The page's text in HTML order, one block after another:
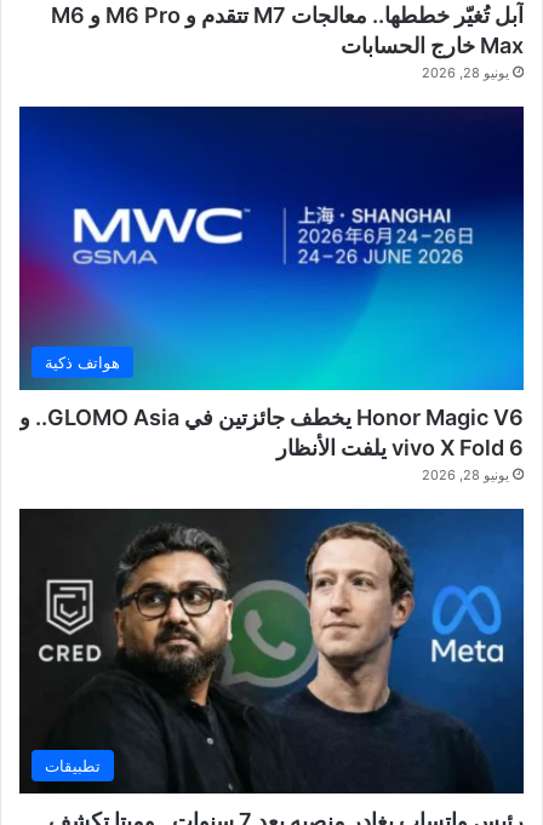
آبل تُغيّر خططها.. معالجات M7 تتقدم و M6 Pro و M6
Max خارج الحسابات
يونيو 28, 2026
هواتف ذكية
Honor Magic V6 يخطف جائزتين في GLOMO Asia.. و
vivo X Fold 6 يلفت الأنظار
يونيو 28, 2026
تطبيقات